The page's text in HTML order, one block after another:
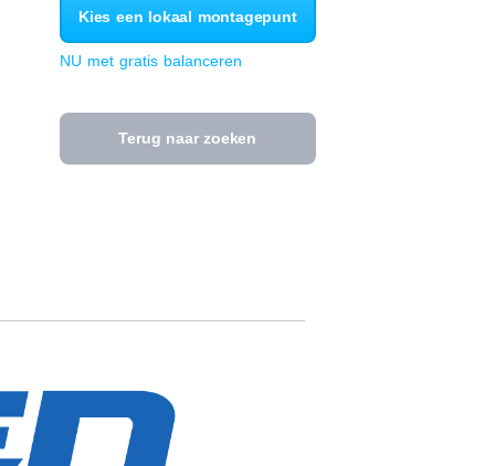
Kies een lokaal montagepunt
NU met gratis balanceren
Terug naar zoeken